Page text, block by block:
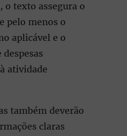
o texto assegura o
pelo menos o
aplicável e o
atividade
também deverão
claras